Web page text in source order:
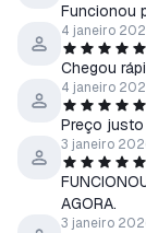
Funcionou
4 janeiro
Chegou
4 janeiro
Preço justo
3 janeiro
AGORA.
3 janeiro